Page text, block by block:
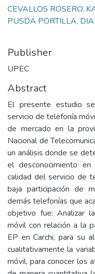
CEVALLOS ROSERO,
PUSDÁ PORTILLA,
Publisher
UPEC
Abstract
El presente estudio
servicio de telefonía
de mercado en la
Nacional de
un análisis donde se
el desconocimiento
calidad del servicio de
baja participación de
demás telefonías que
objetivo fue: Analizar
móvil con relación a la
EP en Carchi, para su
cualitativamente la
móvil, para conocer los